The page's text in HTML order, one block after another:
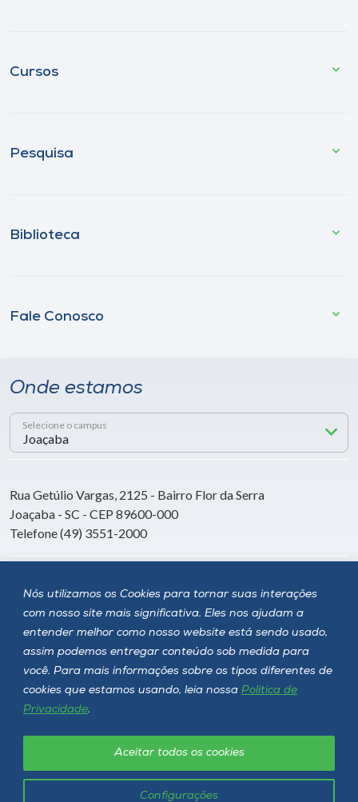
Nós utilizamos os Cookies para tornar suas interações
com nosso site mais significativa. Eles nos ajudam a
entender melhor como nosso website está sendo usado,
assim podemos entregar conteúdo sob medida para
você. Para mais informações sobre os tipos diferentes de
cookies que estamos usando, leia nossa Política de
Privacidade.
Configurações
Aceitar todos os cookies
Cursos
Pesquisa
Biblioteca
Fale Conosco
Onde estamos
Selecione o campus
Rua Getúlio Vargas, 2125 - Bairro Flor da Serra
Joaçaba - SC - CEP 89600-000
Telefone (49) 3551-2000
Siga a Unoesc
Unoesc © 2026 - Todos os direitos reservados
Política de privacidade LGPD